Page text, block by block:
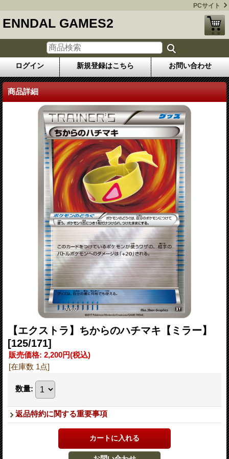
PCサイト
ENNDAL GAMES2
ログイン 新規登録はこちら お問い合わせ
商品詳細
【エクストラ】ちからのハチマキ【ミラー】
[125/171]
販売価格: 2,200円(税込)
[在庫数 1点]
数量:
返品特約に関する重要事項